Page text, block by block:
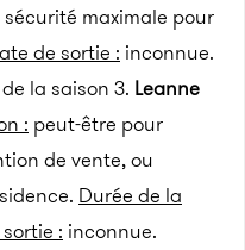
maximale pour
de sortie : inconnue.
la saison 3. Leanne
: peut-être pour
de vente, ou
Durée de la
: inconnue.